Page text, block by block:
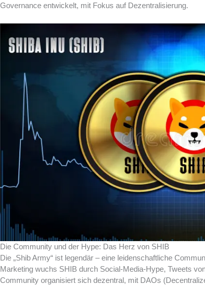
Governance entwickelt, mit Fokus auf Dezentralisierung.
Die Community und der Hype: Das Herz von SHIB
Die „Shib Army“ ist legendär – eine leidenschaftliche
Marketing wuchs SHIB durch Social-Media-Hype, Tweets
Community organisiert sich dezentral, mit DAOs